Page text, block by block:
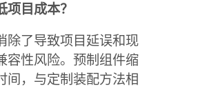
项目成本？
除了导致项目延误和现
容性风险。预制组件缩
间，与定制装配方法相